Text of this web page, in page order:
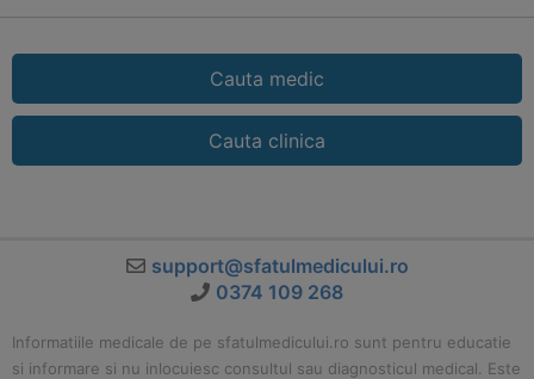
Cauta medic
Cauta clinica
support@sfatulmedicului.ro
0374 109 268
Informatiile medicale de pe sfatulmedicului.ro sunt pentru educatie
si informare si nu inlocuiesc consultul sau diagnosticul medical. Este